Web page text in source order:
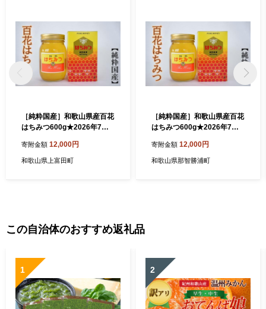
［純粋国産］和歌山県産百花
はちみつ600g★2026年7月
寄附金額 12,000円
和歌山県上富田町
［純粋国産］和歌山県産百花
はちみつ600g★2026年7月
寄附金額 12,000円
和歌山県那智勝浦町
この自治体のおすすめ返礼品
1 2